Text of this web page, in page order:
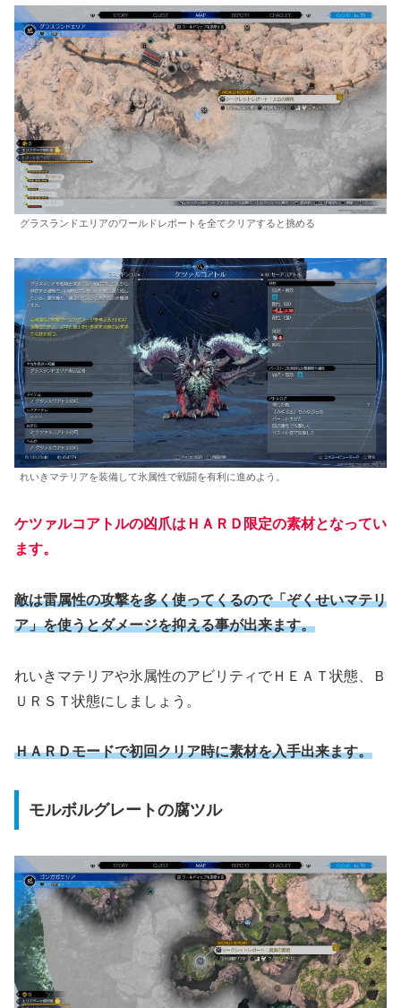
グラスランドエリアのワールドレポートを全てクリアすると挑める
れいきマテリアを装備して氷属性で戦闘を有利に進めよう。
ケツァルコアトルの凶爪はＨＡＲＤ限定の素材となってい
ます。
敵は雷属性の攻撃を多く使ってくるので「ぞくせいマテリ
ア」を使うとダメージを抑える事が出来ます。
れいきマテリアや氷属性のアビリティでＨＥＡＴ状態、Ｂ
ＵＲＳＴ状態にしましょう。
ＨＡＲＤモードで初回クリア時に素材を入手出来ます。
モルボルグレートの腐ツル